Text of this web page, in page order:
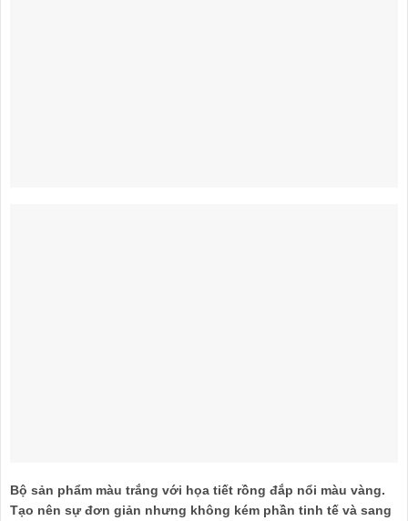
Bộ sản phẩm màu trắng với họa tiết rồng đắp nổi màu vàng.
Tạo nên sự đơn giản nhưng không kém phần tinh tế và sang